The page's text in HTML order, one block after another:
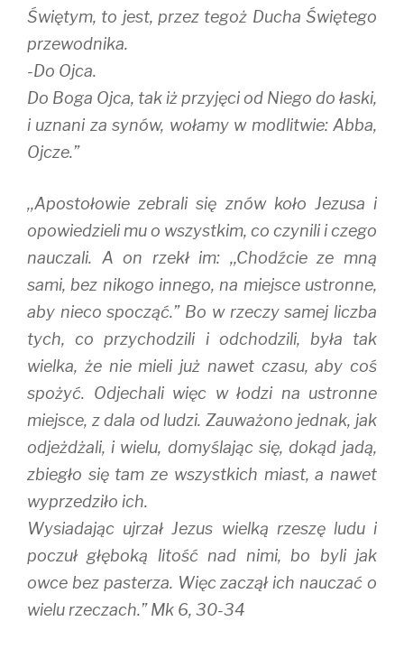
Świętym, to jest, przez tegoż Ducha Świętego
przewodnika.
-Do Ojca.
Do Boga Ojca, tak iż przyjęci od Niego do łaski,
i uznani za synów, wołamy w modlitwie: Abba,
Ojcze.”
,,Apostołowie zebrali się znów koło Jezusa i
opowiedzieli mu o wszystkim, co czynili i czego
nauczali. A on rzekł im: ,,Chodźcie ze mną
sami, bez nikogo innego, na miejsce ustronne,
aby nieco spocząć.” Bo w rzeczy samej liczba
tych, co przychodzili i odchodzili, była tak
wielka, że nie mieli już nawet czasu, aby coś
spożyć. Odjechali więc w łodzi na ustronne
miejsce, z dala od ludzi. Zauważono jednak, jak
odjeżdżali, i wielu, domyślając się, dokąd jadą,
zbiegło się tam ze wszystkich miast, a nawet
wyprzedziło ich.
Wysiadając ujrzał Jezus wielką rzeszę ludu i
poczuł głęboką litość nad nimi, bo byli jak
owce bez pasterza. Więc zaczął ich nauczać o
wielu rzeczach.” Mk 6, 30-34